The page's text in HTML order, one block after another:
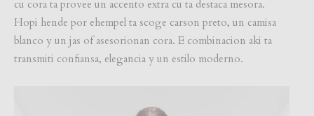
cu cora ta provee un accento extra cu ta destaca mesora.
Hopi hende por ehempel ta scoge carson preto, un camisa
blanco y un jas of asesorionan cora. E combinacion aki ta
transmiti confiansa, elegancia y un estilo moderno.